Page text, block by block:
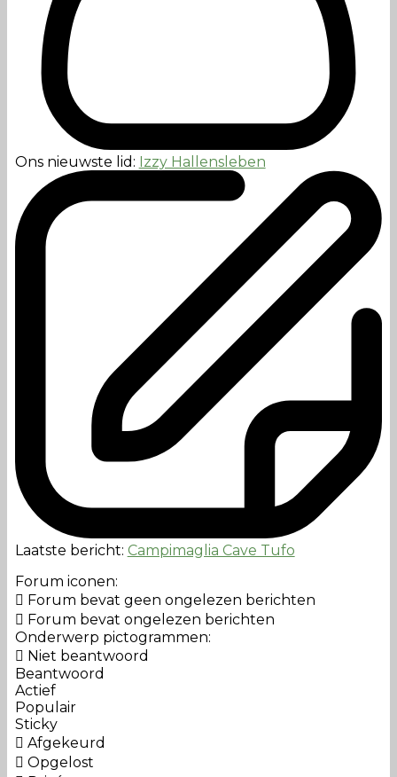
Ons nieuwste lid: Izzy Hallensleben
Laatste bericht: Campimaglia Cave Tufo
Forum iconen:
Forum bevat geen ongelezen berichten
Forum bevat ongelezen berichten
Onderwerp pictogrammen:
Niet beantwoord
Beantwoord
Actief
Populair
Sticky
Afgekeurd
Opgelost